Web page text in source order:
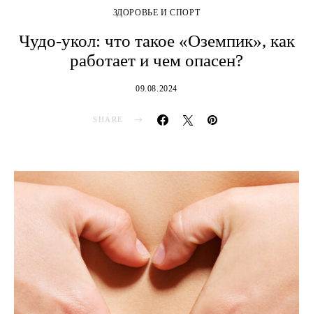
ЗДОРОВЬЕ И СПОРТ
Чудо-укол: что такое «Оземпик», как
работает и чем опасен?
09.08.2024
SHARE